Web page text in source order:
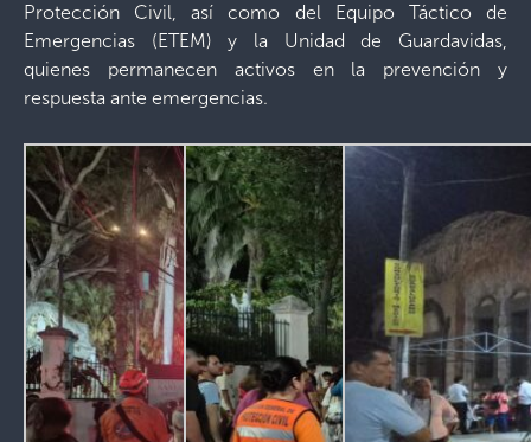
Protección Civil, así como del Equipo Táctico de
Emergencias (ETEM) y la Unidad de Guardavidas,
quienes permanecen activos en la prevención y
respuesta ante emergencias.